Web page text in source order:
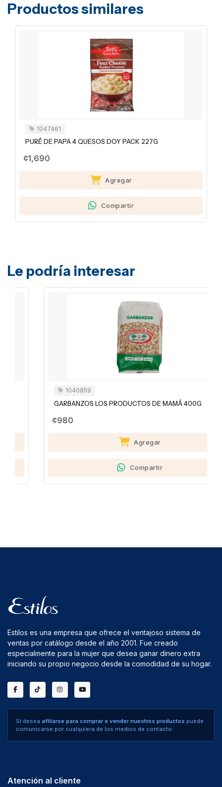
Productos similares
1047461
PURÉ DE PAPA 4 QUESOS DOY PACK 227G
¢1,690
Agregar
Compartir
Le podría interesar
1040859
GARBANZOS LOS PRODUCTOS DE MAMÁ 400G
Agregar
Compartir
Estilos es una empresa que ofrece el ventajoso sistema de
ventas por catálogo desde el año 2001. Fue creado
especialmente para la mujer que desea ganar dinero extra
iniciando su propio negocio desde la comodidad de su hogar.
Si desea afiliarse para comprar o vender nuestros productos puede
comunicarse por cualquiera de los medios de contacto.
Atención al cliente